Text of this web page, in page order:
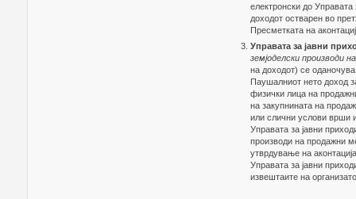
електронски до
доходот остварен во
Пресметката на
Управата за јавни
земјоделски производи
на доходот) се
Паушалниот нето доход
физички лица на
на закупнината на
или слични услови врши
Управата за јавни
производи на продажни
утврдување на
Управата за јавни
извештаите на